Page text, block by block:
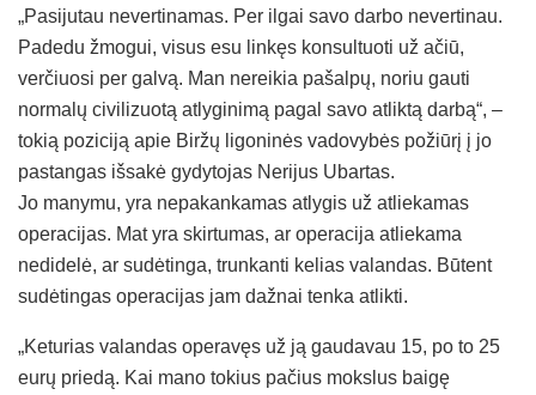
„Pasijutau nevertinamas. Per ilgai savo darbo nevertinau.
Padedu žmogui, visus esu linkęs konsultuoti už ačiū,
verčiuosi per galvą. Man nereikia pašalpų, noriu gauti
normalų civilizuotą atlyginimą pagal savo atliktą darbą“, –
tokią poziciją apie Biržų ligoninės vadovybės požiūrį į jo
pastangas išsakė gydytojas Nerijus Ubartas.
Jo manymu, yra nepakankamas atlygis už atliekamas
operacijas. Mat yra skirtumas, ar operacija atliekama
nedidelė, ar sudėtinga, trunkanti kelias valandas. Būtent
sudėtingas operacijas jam dažnai tenka atlikti.
„Keturias valandas operavęs už ją gaudavau 15, po to 25
eurų priedą. Kai mano tokius pačius mokslus baigę